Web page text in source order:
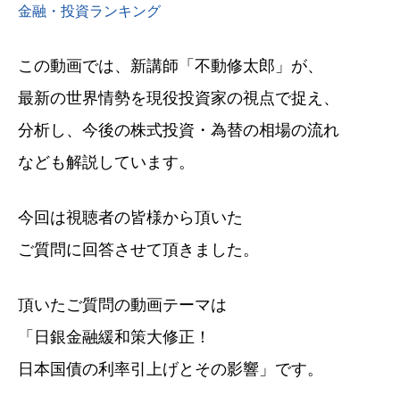
金融・投資ランキング
この動画では、新講師「不動修太郎」が、
最新の世界情勢を現役投資家の視点で捉え、
分析し、今後の株式投資・為替の相場の流れ
なども解説しています。
今回は視聴者の皆様から頂いた
ご質問に回答させて頂きました。
頂いたご質問の動画テーマは
「日銀金融緩和策大修正！
日本国債の利率引上げとその影響」です。